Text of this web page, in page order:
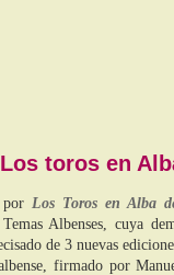
toros en
Los Toros en Alba
Albenses, cuya
de 3 nuevas
firmado por